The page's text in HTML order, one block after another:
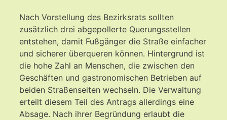
Nach Vorstellung des Bezirksrats sollten
zusätzlich drei abgepollerte Querungsstellen
entstehen, damit Fußgänger die Straße einfacher
und sicherer überqueren können. Hintergrund ist
die hohe Zahl an Menschen, die zwischen den
Geschäften und gastronomischen Betrieben auf
beiden Straßenseiten wechseln. Die Verwaltung
erteilt diesem Teil des Antrags allerdings eine
Absage. Nach ihrer Begründung erlaubt die